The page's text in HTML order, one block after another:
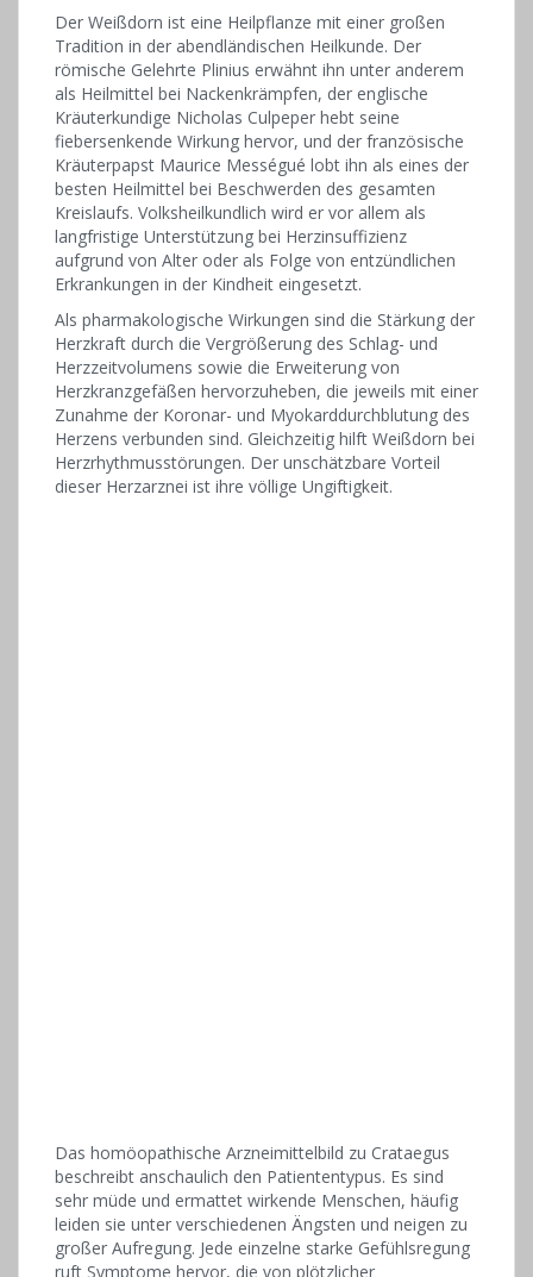
Der Weißdorn ist eine Heilpflanze mit einer großen
Tradition in der abendländischen Heilkunde. Der
römische Gelehrte Plinius erwähnt ihn unter anderem
als Heilmittel bei Nackenkrämpfen, der englische
Kräuterkundige Nicholas Culpeper hebt seine
fiebersenkende Wirkung hervor, und der französische
Kräuterpapst Maurice Mességué lobt ihn als eines der
besten Heilmittel bei Beschwerden des gesamten
Kreislaufs. Volksheilkundlich wird er vor allem als
langfristige Unterstützung bei Herzinsuffizienz
aufgrund von Alter oder als Folge von entzündlichen
Erkrankungen in der Kindheit eingesetzt.
Als pharmakologische Wirkungen sind die Stärkung der
Herzkraft durch die Vergrößerung des Schlag- und
Herzzeitvolumens sowie die Erweiterung von
Herzkranzgefäßen hervorzuheben, die jeweils mit einer
Zunahme der Koronar- und Myokarddurchblutung des
Herzens verbunden sind. Gleichzeitig hilft Weißdorn bei
Herzrhythmusstörungen. Der unschätzbare Vorteil
dieser Herzarznei ist ihre völlige Ungiftigkeit.
Das homöopathische Arzneimittelbild zu Crataegus
beschreibt anschaulich den Patiententypus. Es sind
sehr müde und ermattet wirkende Menschen, häufig
leiden sie unter verschiedenen Ängsten und neigen zu
großer Aufregung. Jede einzelne starke Gefühlsregung
ruft Symptome hervor, die von plötzlicher